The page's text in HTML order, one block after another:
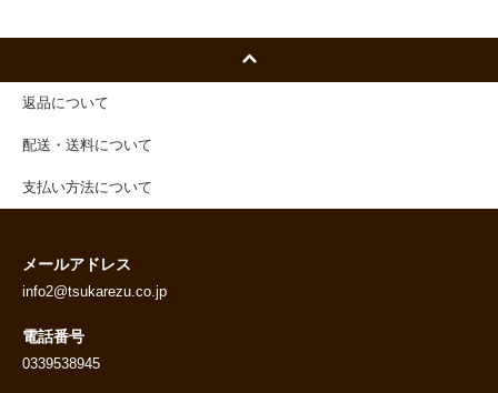
返品について
配送・送料について
支払い方法について
メールアドレス
info2@tsukarezu.co.jp
電話番号
0339538945